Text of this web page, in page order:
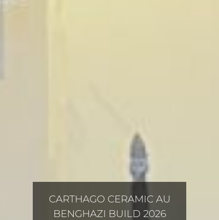
CARTHAGO CERAMIC AU
BENGHAZI BUILD 2026